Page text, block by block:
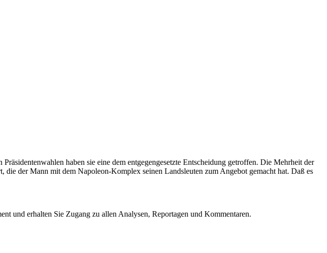
haben sie eine dem entgegengesetzte Entscheidung getroffen. Die Mehrheit der
der Mann mit dem Napoleon-Komplex seinen Landsleuten zum Angebot gemacht hat. Daß es
und erhalten Sie Zugang zu allen Analysen, Reportagen und Kommentaren.